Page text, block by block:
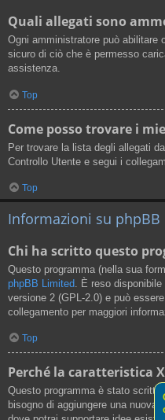
Quali allegati sono
Ogni amministratore può abilitare
sicuro di ciò che è permesso
assistenza.
Top
Come posso trovare i
Per trovare la lista degli allegati
Controllo Utente e segui i
Top
Informazioni su phpBB
Chi ha scritto questo
Questo programma (nella sua
phpBB Limited . È reso
versione 2 (GPL-2.0) e può
collegamento per maggiori
Top
Perché la caratteristica
Questo programma è stato
bisogno di aggiungere una